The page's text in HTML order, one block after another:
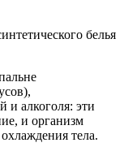
белья
и алкоголя: эти
и организм
тела.